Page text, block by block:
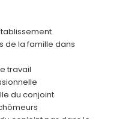
de la famille dans
travail
du conjoint